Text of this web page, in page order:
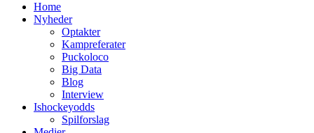
Home
Nyheder
Optakter
Kampreferater
Puckoloco
Big Data
Blog
Interview
Ishockeyodds
Spilforslag